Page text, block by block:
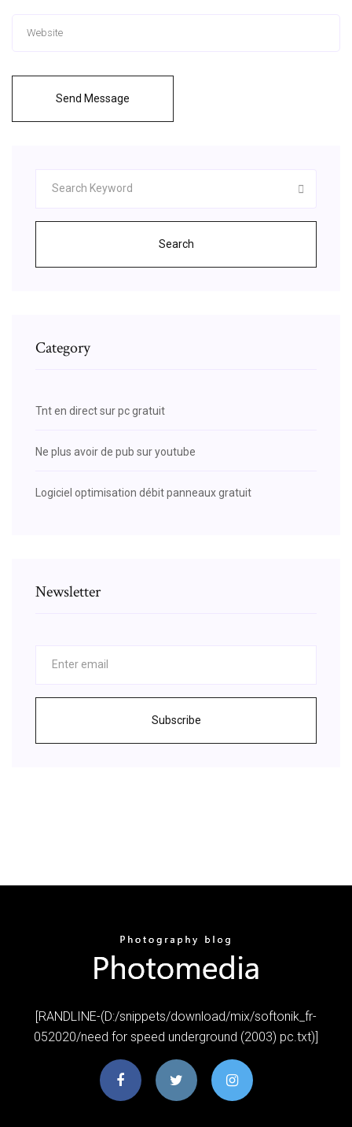
Send Message
Search
Category
Tnt en direct sur pc gratuit
Ne plus avoir de pub sur youtube
Logiciel optimisation débit panneaux gratuit
Newsletter
Subscribe
[RANDLINE-(D:/snippets/download/mix/softonik_fr-
052020/need for speed underground (2003) pc.txt)]